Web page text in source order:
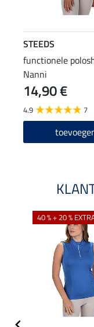
STEEDS
functionele
Nanni
14,90 €
4.9 7
40 % + 20 %